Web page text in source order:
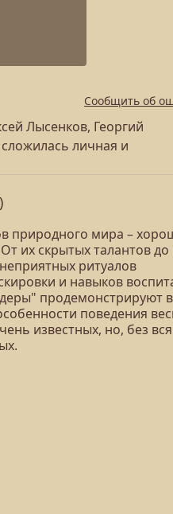
Сообщить об
Лысенков, Георгий
личная и
природного мира –
их скрытых талантов до
ритуалов
и навыков
продемонстрируют
поведения
известных, но, без